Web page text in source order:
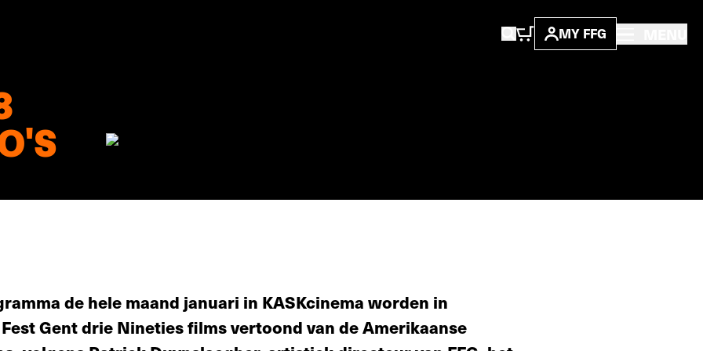
MY FFG
de hele maand januari in KASKcinema worden in
Gent drie Nineties films vertoond van de Amerikaanse